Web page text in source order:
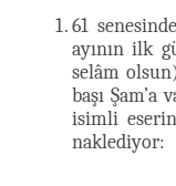
61
ayının ilk
selâm
başı
isimli
naklediyor: